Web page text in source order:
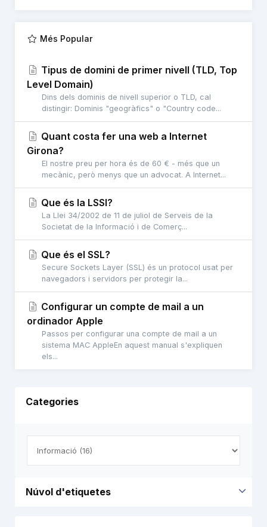
Més Popular
Tipus de domini de primer nivell (TLD, Top
Level Domain)
Dins dels dominis de nivell superior o TLD, cal
distingir: Dominis "geogràfics" o "Country code...
Quant costa fer una web a Internet
Girona?
El nostre preu per hora és de 60 € - més que un
mecànic, però menys que un advocat. A Internet...
Que és la LSSI?
La Llei 34/2002 de 11 de juliol de Serveis de la
Societat de la Informació i de Comerç...
Que és el SSL?
Secure Sockets Layer (SSL) és un protocol usat per
navegadors i servidors per protegir la...
Configurar un compte de mail a un
ordinador Apple
Passos per configurar una compte de mail a un
sistema MAC AppleEn aquest manual s'expliquen
els...
Categories
Núvol d'etiquetes